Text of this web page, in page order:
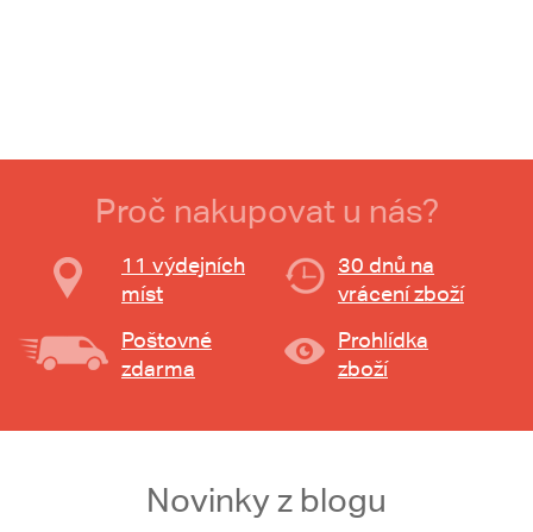
Proč nakupovat u nás?
11 výdejních
míst
30 dnů na
vrácení zboží
Poštovné
zdarma
Prohlídka
zboží
Novinky z blogu